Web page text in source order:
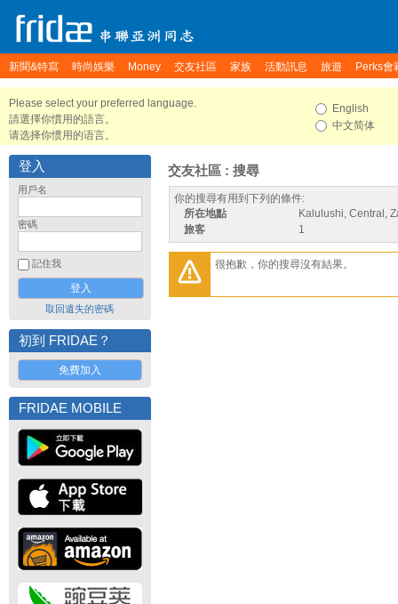
新聞&特寫 時尚娛樂 Money 交友社區 家族 活動訊息 旅遊 Perks會
Please select your preferred language.
請選擇你慣用的語言。
请选择你惯用的语言。
English
中文简体
登入
用戶名
密碼
記住我
取回遺失的密碼
初到 FRIDAE？
免費加入
FRIDAE MOBILE
交友社區 : 搜尋
你的搜尋有用到下列的條件:
所在地點
Kalulushi, Central,
旅客
1
很抱歉，你的搜尋沒有結果。